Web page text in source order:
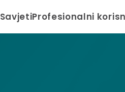
SavjetiProfesionalni